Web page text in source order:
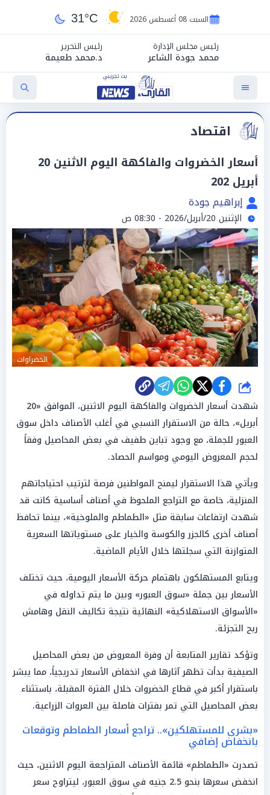
السبت 08 أغسطس 2026 31°C
رئيس مجلس الإدارة
محمد جودة الشاعر
رئيس التحرير
د.محمد طعيمة
اقتصاد
أسعار الخضروات والفاكهة اليوم الاثنين 20
أبريل 202
إبراهيم جودة
الإثنين 20/أبريل/2026 - 08:30 ص
الخضراوات
شارك
شهدت أسعار الخضروات والفاكهة اليوم الاثنين، الموافق «20
أبريل»، حالة من الاستقرار النسبي في أغلب الأصناف داخل سوق
العبور للجملة، مع وجود تباين طفيف في بعض المحاصيل وفقاً
لحجم المعروض اليومي ومواسم الحصاد.
ويأتي هذا الاستقرار ليمنح المواطنين فرصة لترتيب احتياجاتهم
المنزلية، خاصة مع التراجع الملحوظ في أصناف أساسية كانت قد
شهدت ارتفاعات سابقة مثل «الطماطم والملوخية»، بينما تحافظ
أصناف أخرى كالجزر والكوسة والخيار على مستوياتها السعرية
المتوازنة التي سجلتها خلال الأيام الماضية.
ويتابع المستهلكون باهتمام حركة الأسعار اليومية، حيث تختلف
الأسعار بين جملة «سوق العبور» وبين ما يتم تداوله في
«الأسواق الاستهلاكية» النهائية نتيجة تكاليف النقل وهامش
ربح التجزئة.
وتؤكد تقارير المتابعة أن وفرة المعروض من بعض المحاصيل
الصيفية بدأت تظهر آثارها في انخفاض الأسعار تدريجياً، مما يبشر
باستقرار أكبر في قطاع الخضروات خلال الفترة المقبلة، باستثناء
بعض المحاصيل التي تمر بفترات فاصلة بين العروات الزراعية.
«بشرى للمستهلكين».. تراجع أسعار الطماطم وتوقعات
بانخفاض إضافي
تصدرت «الطماطم» قائمة الأصناف المتراجعة اليوم الاثنين، حيث
انخفض سعرها بنحو 2.5 جنيه في سوق العبور، ليتراوح سعر